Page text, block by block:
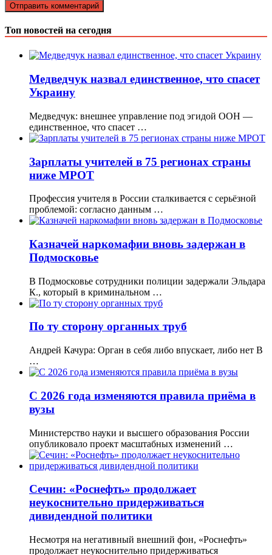
Топ новостей на сегодня
Медведчук назвал единственное, что спасет
Украину
Медведчук: внешнее управление под эгидой ООН —
единственное, что спасет …
Зарплаты учителей в 75 регионах страны
ниже МРОТ
Профессия учителя в России сталкивается с серьёзной
проблемой: согласно данным …
Казначей наркомафии вновь задержан в
Подмосковье
В Подмосковье сотрудники полиции задержали Эльдара
К., который в криминальном …
По ту сторону органных труб
Андрей Качура: Орган в себя либо впускает, либо нет В
…
С 2026 года изменяются правила приёма в
вузы
Министерство науки и высшего образования России
опубликовало проект масштабных изменений …
Сечин: «Роснефть» продолжает
неукоснительно придерживаться
дивидендной политики
Несмотря на негативный внешний фон, «Роснефть»
продолжает неукоснительно придерживаться